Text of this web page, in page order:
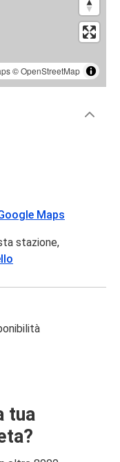
©OpenStreetMap
Maps
stazione,
tua